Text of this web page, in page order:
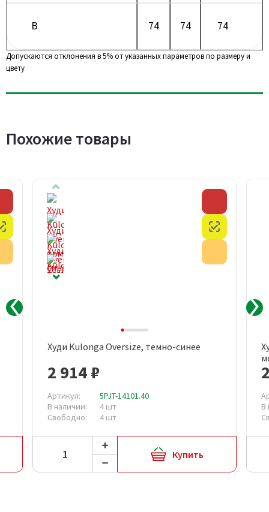
B 74 74 74
Допускаются отклонения в 5% от указанных параметров по размеру и
цвету
Похожие товары
Честный знак
Худи Kulonga Oversize, темно-синее
2 914 ₽
Артикул:
5PJT-14101.40
В наличии:
4 шт
Свободно:
4 шт
Купить
В